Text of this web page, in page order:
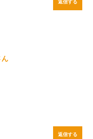
返信する
返信する